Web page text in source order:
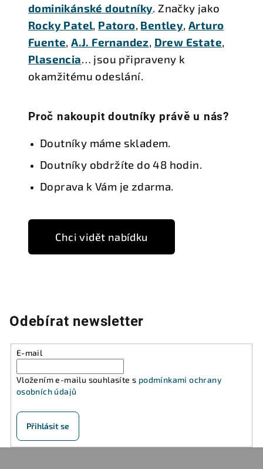
dominikánské doutníky. Značky jako
Rocky Patel, Patoro, Bentley,Arturo
Fuente,A.J. Fernandez, Drew Estate,
Plasencia… jsou připraveny k
okamžitému odeslání.
Proč nakoupit doutníky právě u nás?
Doutníky máme skladem.
Doutníky obdržíte do 48 hodin.
Doprava k Vám je zdarma.
Chci vidět nabídku
Odebírat newsletter
E-mail
Vložením e-mailu souhlasíte s podmínkami ochrany
osobních údajů
Přihlásit se